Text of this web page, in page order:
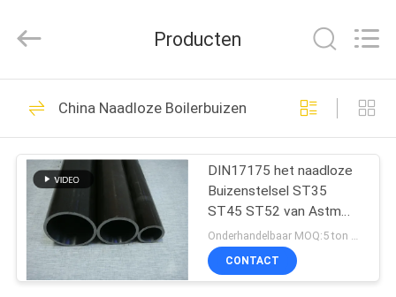
HUIS
PRODUCTEN
ONGEVEER
V.S.
Joyruns
Steel
All
Reserved.
De naadloze Buis
van het
Precisiestaal
50
34
Producten
China Naadloze Boilerbuizen
DIN17175 het naadloze
Buizenstelsel ST35
ST45 ST52 van Astm
A179 van Boilerbuizen
Hittebestendige
Onderhandelbaar MOQ:5 ton per grootte
CONTACT